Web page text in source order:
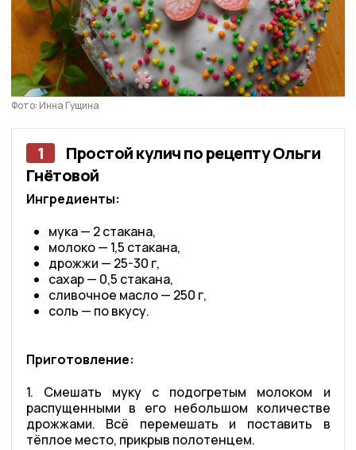
Фото: Инна Гущина
1
Простой кулич по рецепту Ольги
Гнётовой
Ингредиенты:
мука — 2 стакана,
молоко — 1,5 стакана,
дрожжи — 25-30 г,
сахар — 0,5 стакана,
сливочное масло — 250 г,
соль — по вкусу.
Приготовление:
1. Смешать муку с подогретым молоком и
распущенными в его небольшом количестве
дрожжами. Всё перемешать и поставить в
тёплое место, прикрыв полотенцем.